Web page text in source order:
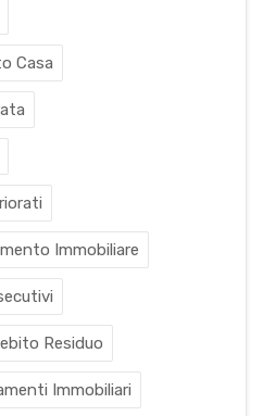
Casa
Immobiliare
Residuo
Immobiliari